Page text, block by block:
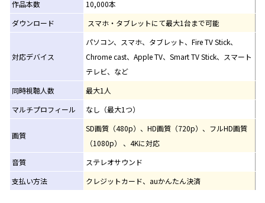
作品本数
10,000本
ダウンロード
スマホ・タブレットにて最大1台まで可能
対応デバイス
パソコン、スマホ、タブレット、Fire TV Stick、
Chrome cast、Apple TV、Smart TV Stick、スマート
テレビ、など
同時視聴人数
最大1人
マルチプロフィール
なし（最大1つ）
画質
SD画質（480p）、HD画質（720p）、フルHD画質
（1080p） 、4Kに対応
音質
ステレオサウンド
支払い方法
クレジットカード、auかんたん決済